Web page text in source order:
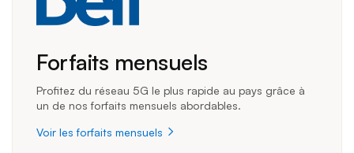
Forfaits mensuels
Profitez du réseau 5G le plus rapide au pays grâce à
un de nos forfaits mensuels abordables.
Voir les forfaits mensuels